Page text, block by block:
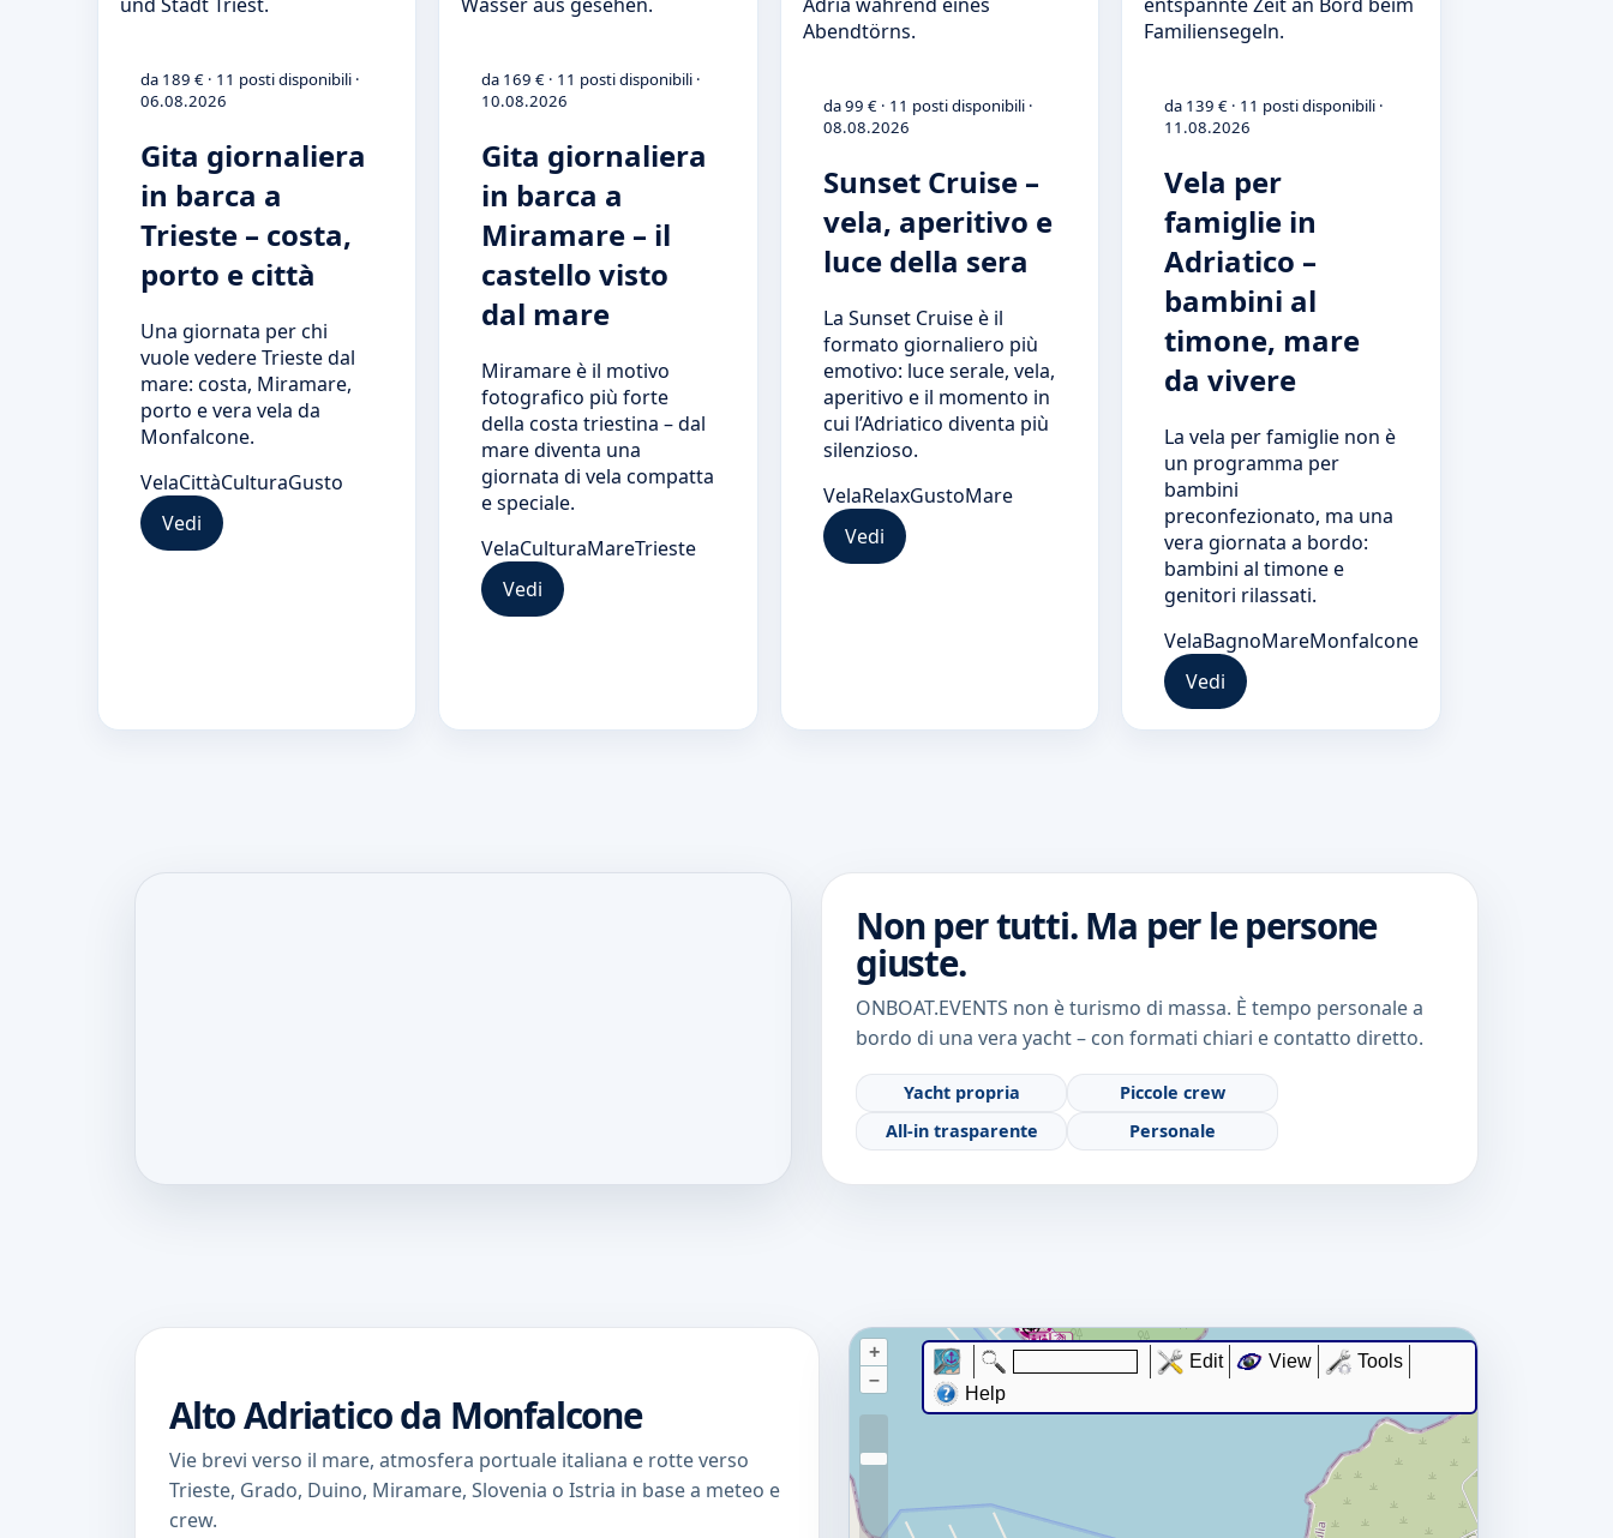
da 189 € · 11 posti disponibili ·
06.08.2026
Gita giornaliera
in barca a
Trieste – costa,
porto e città
Una giornata per chi
vuole vedere Trieste dal
mare: costa, Miramare,
porto e vera vela da
Monfalcone.
VelaCittàCulturaGusto
Vedi
da 169 € · 11 posti disponibili ·
10.08.2026
Gita giornaliera
in barca a
Miramare – il
castello visto
dal mare
Miramare è il motivo
fotografico più forte
della costa triestina – dal
mare diventa una
giornata di vela compatta
e speciale.
VelaCulturaMareTrieste
Vedi
da 99 € · 11 posti disponibili ·
08.08.2026
Sunset Cruise –
vela, aperitivo e
luce della sera
La Sunset Cruise è il
formato giornaliero più
emotivo: luce serale, vela,
aperitivo e il momento in
cui l’Adriatico diventa più
silenzioso.
VelaRelaxGustoMare
Vedi
da 139 € · 11 posti disponibili ·
11.08.2026
Vela per
famiglie in
Adriatico –
bambini al
timone, mare
da vivere
La vela per famiglie non è
un programma per
bambini
preconfezionato, ma una
vera giornata a bordo:
bambini al timone e
genitori rilassati.
VelaBagnoMareMonfalcone
Vedi
Non per tutti. Ma per le persone
giuste.
ONBOAT.EVENTS non è turismo di massa. È tempo personale a
bordo di una vera yacht – con formati chiari e contatto diretto.
Yacht propria
Piccole crew
All-in trasparente
Personale
Alto Adriatico da Monfalcone
Vie brevi verso il mare, atmosfera portuale italiana e rotte verso
Trieste, Grado, Duino, Miramare, Slovenia o Istria in base a meteo e
crew.